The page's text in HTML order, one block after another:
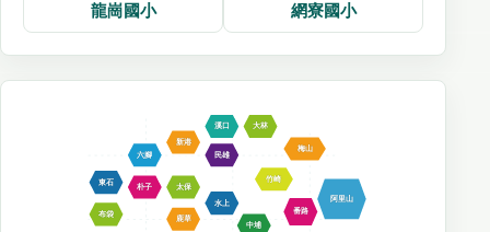
龍崗國小 網寮國小
東石
布袋
六腳
朴子
新港
太保
鹿草
溪口 大林
民雄
水上
中埔
竹崎
梅山
番路
阿里山